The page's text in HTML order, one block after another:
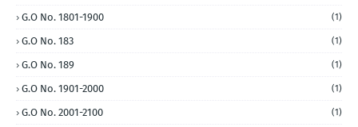
G.O No. 1801-1900 (1)
G.O No. 183 (1)
G.O No. 189 (1)
G.O No. 1901-2000 (1)
G.O No. 2001-2100 (1)